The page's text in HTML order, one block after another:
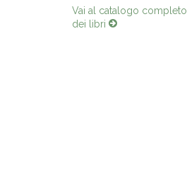
Vai al catalogo completo
dei libri